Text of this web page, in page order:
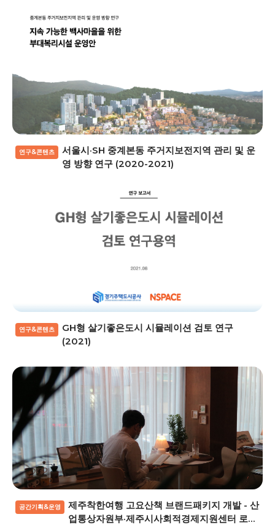
연구&콘텐츠
서울시·SH 중계본동 주거지보전지역 관리 및 운
영 방향 연구 (2020-2021)
연구&콘텐츠
GH형 살기좋은도시 시뮬레이션 검토 연구
(2021)
공간기획&운영
제주착한여행 고요산책 브랜드패키지 개발 - 산
업통상자원부·제주시사회적경제지원센터 로컬